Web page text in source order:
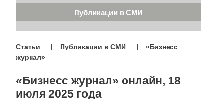
Публикации в СМИ
Статьи Публикации в СМИ
«Бизнесс
журнал»
«Бизнесс журнал» онлайн, 18
июля 2025 года